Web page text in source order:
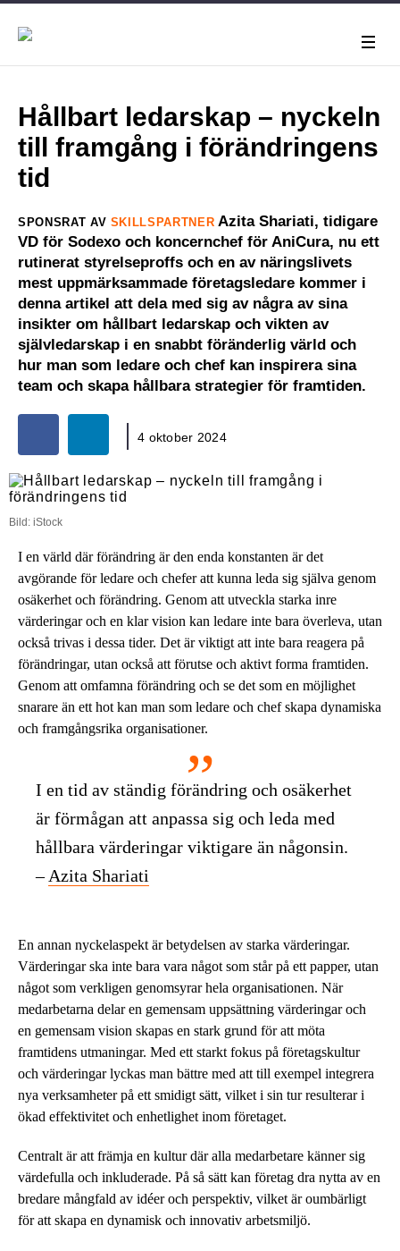
Hållbart ledarskap – nyckeln
till framgång i förändringens
tid
SPONSRAT AV SKILLSPARTNER Azita Shariati, tidigare
VD för Sodexo och koncernchef för AniCura, nu ett
rutinerat styrelseproffs och en av näringslivets
mest uppmärksammade företagsledare kommer i
denna artikel att dela med sig av några av sina
insikter om hållbart ledarskap och vikten av
självledarskap i en snabbt föränderlig värld och
hur man som ledare och chef kan inspirera sina
team och skapa hållbara strategier för framtiden.
4 oktober 2024
Bild: iStock
I en värld där förändring är den enda konstanten är det
avgörande för ledare och chefer att kunna leda sig själva genom
osäkerhet och förändring. Genom att utveckla starka inre
värderingar och en klar vision kan ledare inte bara överleva, utan
också trivas i dessa tider. Det är viktigt att inte bara reagera på
förändringar, utan också att förutse och aktivt forma framtiden.
Genom att omfamna förändring och se det som en möjlighet
snarare än ett hot kan man som ledare och chef skapa dynamiska
och framgångsrika organisationer.
I en tid av ständig förändring och osäkerhet
är förmågan att anpassa sig och leda med
hållbara värderingar viktigare än någonsin.
– Azita Shariati
En annan nyckelaspekt är betydelsen av starka värderingar.
Värderingar ska inte bara vara något som står på ett papper, utan
något som verkligen genomsyrar hela organisationen. När
medarbetarna delar en gemensam uppsättning värderingar och
en gemensam vision skapas en stark grund för att möta
framtidens utmaningar. Med ett starkt fokus på företagskultur
och värderingar lyckas man bättre med att till exempel integrera
nya verksamheter på ett smidigt sätt, vilket i sin tur resulterar i
ökad effektivitet och enhetlighet inom företaget.
Centralt är att främja en kultur där alla medarbetare känner sig
värdefulla och inkluderade. På så sätt kan företag dra nytta av en
bredare mångfald av idéer och perspektiv, vilket är oumbärligt
för att skapa en dynamisk och innovativ arbetsmiljö.